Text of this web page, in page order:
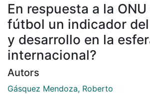
En respuesta a la ONU
fútbol un indicador
y desarrollo en la
internacional?
Autors
Gásquez Mendoza, Roberto